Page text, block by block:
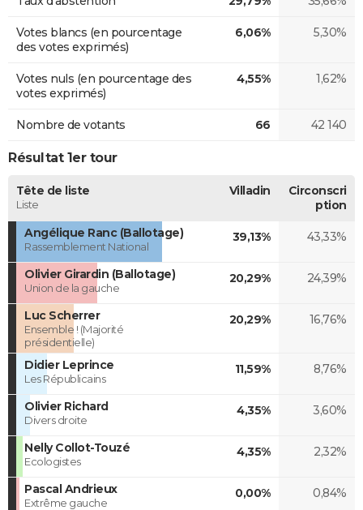
Votes blancs (en pourcentage
des votes exprimés)
6,06% 5,30%
Votes nuls (en pourcentage des
votes exprimés)
4,55% 1,62%
Nombre de votants 66 42 140
Résultat 1er tour
Tête de liste
Liste
Villadin
Circonscri
ption
Angélique Ranc (Ballotage)
Rassemblement National
39,13% 43,33%
Olivier Girardin (Ballotage)
Union de la gauche
20,29% 24,39%
Luc Scherrer
Ensemble ! (Majorité
présidentielle)
20,29% 16,76%
Didier Leprince
Les Républicains
11,59% 8,76%
Olivier Richard
Divers droite
4,35% 3,60%
Nelly Collot-Touzé
Ecologistes
4,35% 2,32%
Pascal Andrieux
Extrême gauche
0,00% 0,84%